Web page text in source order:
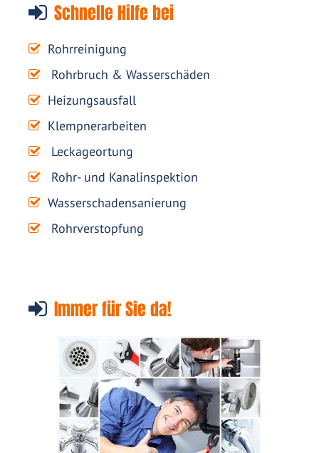
Schnelle Hilfe bei
Rohrreinigung
Rohrbruch & Wasserschäden
Heizungsausfall
Klempnerarbeiten
Leckageortung
Rohr- und Kanalinspektion
Wasserschadensanierung
Rohrverstopfung
Immer für Sie da!